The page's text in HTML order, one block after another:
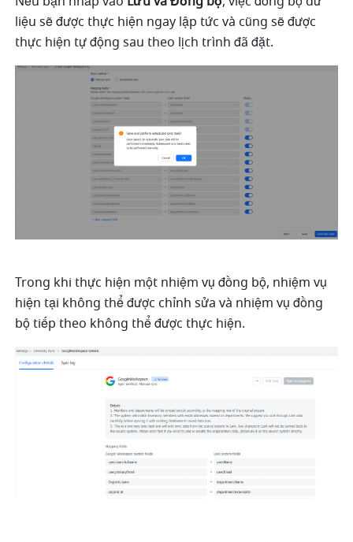
liệu sẽ được thực hiện ngay lập tức và cũng sẽ được
thực hiện tự động sau theo lịch trình đã đặt.
Trong khi thực hiện một nhiệm vụ đồng bộ, nhiệm vụ
hiện tại không thể được chỉnh sửa và nhiệm vụ đồng
bộ tiếp theo không thể được thực hiện.